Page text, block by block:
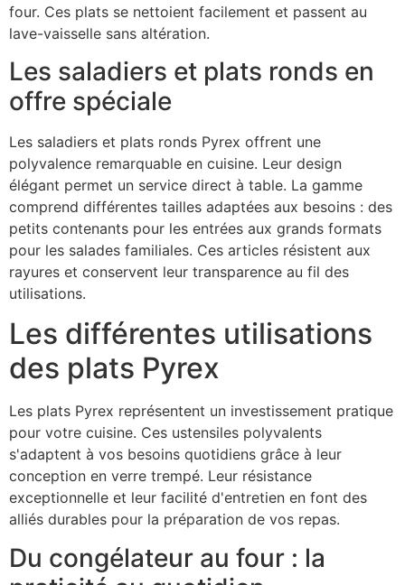
four. Ces plats se nettoient facilement et passent au
lave-vaisselle sans altération.
Les saladiers et plats ronds en
offre spéciale
Les saladiers et plats ronds Pyrex offrent une
polyvalence remarquable en cuisine. Leur design
élégant permet un service direct à table. La gamme
comprend différentes tailles adaptées aux besoins : des
petits contenants pour les entrées aux grands formats
pour les salades familiales. Ces articles résistent aux
rayures et conservent leur transparence au fil des
utilisations.
Les différentes utilisations
des plats Pyrex
Les plats Pyrex représentent un investissement pratique
pour votre cuisine. Ces ustensiles polyvalents
s'adaptent à vos besoins quotidiens grâce à leur
conception en verre trempé. Leur résistance
exceptionnelle et leur facilité d'entretien en font des
alliés durables pour la préparation de vos repas.
Du congélateur au four : la